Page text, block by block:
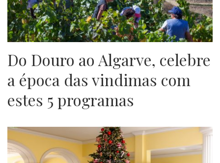
Do Douro ao Algarve, celebre
a época das vindimas com
estes 5 programas